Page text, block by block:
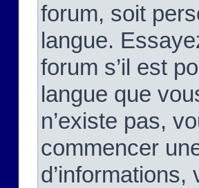
forum, soit
langue.
forum s’il est
langue que
n’existe pas,
commencer